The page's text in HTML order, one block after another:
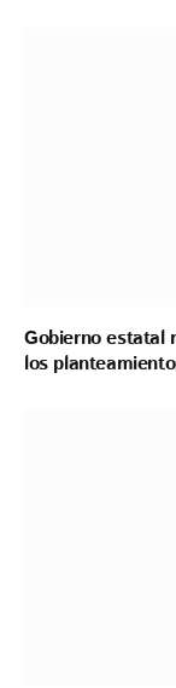
Gobierno estatal
los